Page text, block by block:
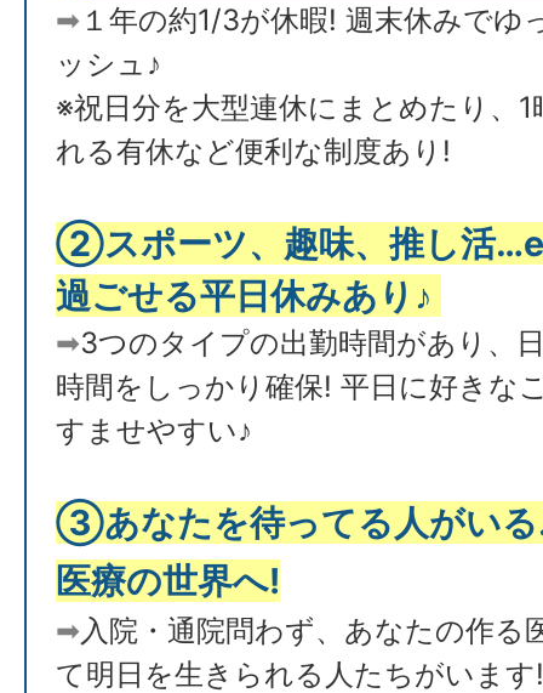
➡ １年の約1/3が休暇! 週末休みでゆ
ッシュ♪
※祝日分を大型連休にまとめたり、1
れる有休など便利な制度あり!
②スポーツ、趣味、推し活
過ごせる平日休みあり♪
➡3つのタイプの出勤時間があり、
時間をしっかり確保! 平日に好きな
すませやすい♪
③あなたを待ってる人がい
医療の世界へ!
➡入院・通院問わず、あなたの作る
て明日を生きられる人たちがいます!